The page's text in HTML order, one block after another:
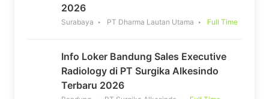
2026
Surabaya PT Dharma Lautan Utama Full Time
Info Loker Bandung Sales Executive
Radiology di PT Surgika Alkesindo
Terbaru 2026